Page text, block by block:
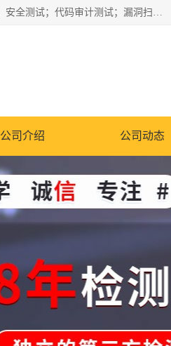
正检信服提供软件产品登记测试；科技项目验收测试；产品确认测试；功能测试；性能测试；安全测试；代码审计测试；漏洞扫描测试；渗透测试；风险评估测试；信息安全等级保护测评；双软认定；实验室建设质量体系建设；软件着作权、软件评测等服务。
公司介绍 公司动态